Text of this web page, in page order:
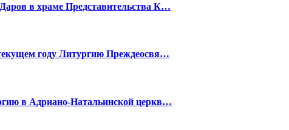
в храме Представительства К…
году Литургию Преждеосвя…
в Адриано-Натальинской церкв…